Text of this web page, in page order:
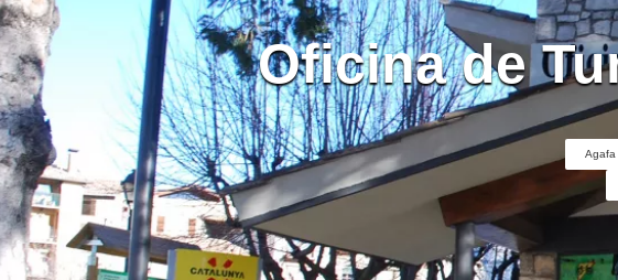
Oficina de
Agafa